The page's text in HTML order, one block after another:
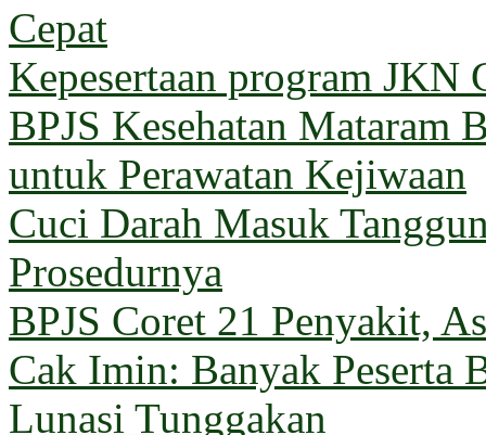
Cepat
Kepesertaan program JKN
BPJS Kesehatan
untuk Perawatan Kejiwaan
Cuci Darah Masuk
Prosedurnya
BPJS Coret 21 Penyakit,
Cak Imin: Banyak Peserta
Lunasi Tunggakan